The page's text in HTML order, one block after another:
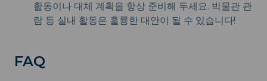
활동이나 대체 계획을 항상 준비해 두세요. 박물관 관
람 등 실내 활동은 훌륭한 대안이 될 수 있습니다!
FAQ